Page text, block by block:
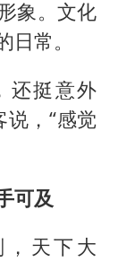
象。文化
常。
还挺意外
说，“感觉
可及
，天下大